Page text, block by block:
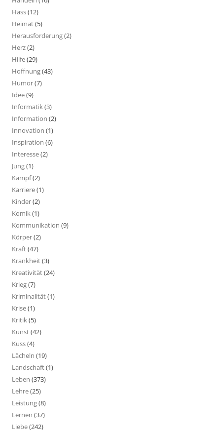
Hass(12)
Heimat(5)
Herausforderung(2)
Herz(2)
Hilfe(29)
Hoffnung(43)
Humor(7)
Idee(9)
Informatik(3)
Information (2)
Innovation (1)
Inspiration (6)
Interesse(2)
Jung(1)
Kampf(2)
Karriere(1)
Kinder(2)
Komik(1)
Kommunikation (9)
Körper(2)
Kraft(47)
Krankheit(3)
Kreativität(24)
Krieg(7)
Kriminalität(1)
Krise(1)
Kritik(5)
Kunst(42)
Kuss(4)
Lächeln (19)
Landschaft(1)
Leben (373)
Lehre(25)
Leistung(8)
Lernen (37)
Liebe(242)